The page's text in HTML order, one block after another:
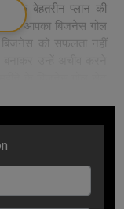
एक बेहतरीन प्लान की
पर आपका बिजनेस गोल
बिजनेस को सफलता नहीं
बाद बिजनेस के गोल की